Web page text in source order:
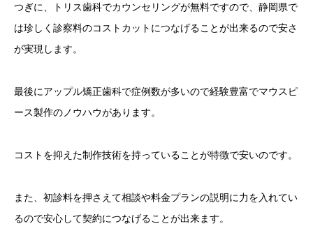
つぎに、トリス歯科でカウンセリングが無料ですので、静岡県で
は珍しく診察料のコストカットにつなげることが出来るので安さ
が実現します。
最後にアップル矯正歯科で症例数が多いので経験豊富でマウスピ
ース製作のノウハウがあります。
コストを抑えた制作技術を持っていることが特徴で安いのです。
また、初診料を押さえて相談や料金プランの説明に力を入れてい
るので安心して契約につなげることが出来ます。